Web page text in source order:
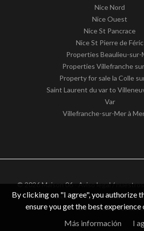
Nice Nord
Nice Ouest
Nice St Pancrace
Nice St Pierre de Féric
Properties Beaulieu-sur-
Properties Villefranche
Property for sale la Colle
Saint Laurent du var to
Var
Villefranche-sur-Mer à
© 2026 Maison 06 -Aviso legal /
personales – Design byapimo™
IGV : FR62511186363
By clicking on "I agree", you authorize
ensure you get the best experience
Más información
I